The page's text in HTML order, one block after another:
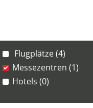
Flugplätze (4)
Messezentren (1)
Hotels (0)